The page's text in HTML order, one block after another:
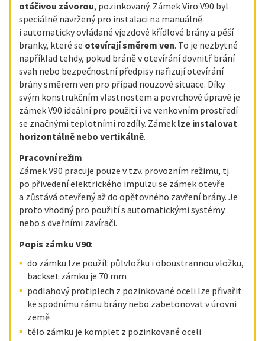
otáčivou závorou, pozinkovaný. Zámek Viro V90 byl
speciálně navržený pro instalaci na manuálně
i automaticky ovládané vjezdové křídlové brány a pěší
branky, které se otevírají směrem ven. To je nezbytné
například tehdy, pokud bráně v otevírání dovnitř brání
svah nebo bezpečnostní předpisy nařizují otevírání
brány směrem ven pro případ nouzové situace. Díky
svým konstrukčním vlastnostem a povrchové úpravě je
zámek V90 ideální pro použití i ve venkovním prostředí
se značnými teplotními rozdíly. Zámek lze instalovat
horizontálně nebo vertikálně.
Pracovní režim
Zámek V90 pracuje pouze v tzv. provozním režimu, tj.
po přivedení elektrického impulzu se zámek otevře
a zůstává otevřený až do opětovného zavření brány. Je
proto vhodný pro použití s automatickými systémy
nebo s dveřními zavírači.
Popis zámku V90:
do zámku lze použít půlvložku i oboustrannou vložku,
backset zámku je 70 mm
podlahový protiplech z pozinkované oceli lze přivařit
ke spodnímu rámu brány nebo zabetonovat v úrovni
země
tělo zámku je komplet z pozinkované oceli